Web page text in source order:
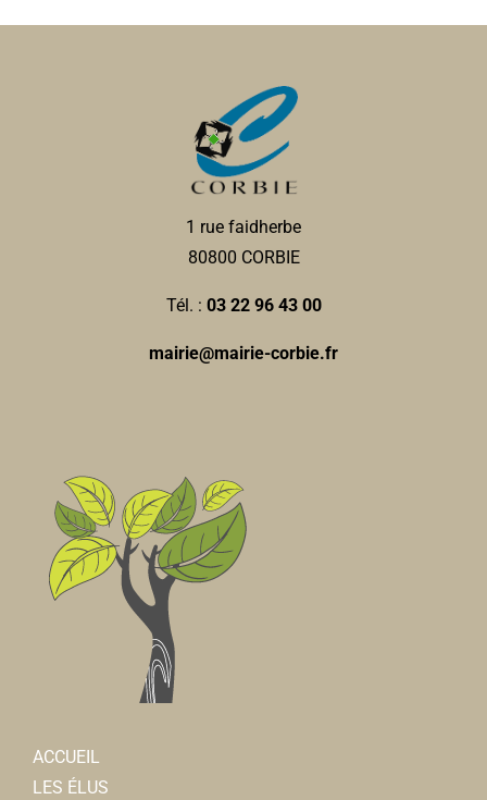
1 rue faidherbe
80800 CORBIE
Tél. : 03 22 96 43 00
mairie@mairie-corbie.fr
ACCUEIL
LES ÉLUS